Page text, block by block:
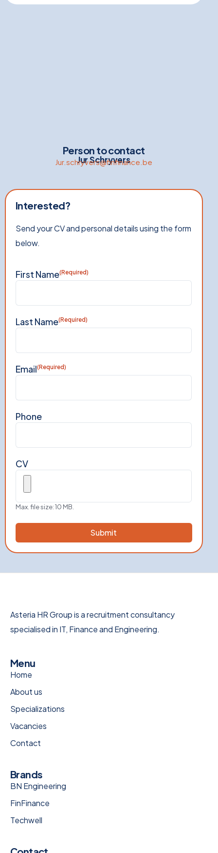
Person to contact
Jur Schryvers
Jur.schryvers@finfinance.be
Interested?
Send your CV and personal details using the form
below.
First Name(Required)
Last Name(Required)
Email(Required)
Phone
CV
Max. file size: 10 MB.
Asteria HR Group is a recruitment consultancy
specialised in IT, Finance and Engineering.
Menu
Home
About us
Specializations
Vacancies
Contact
Brands
BN Engineering
FinFinance
Techwell